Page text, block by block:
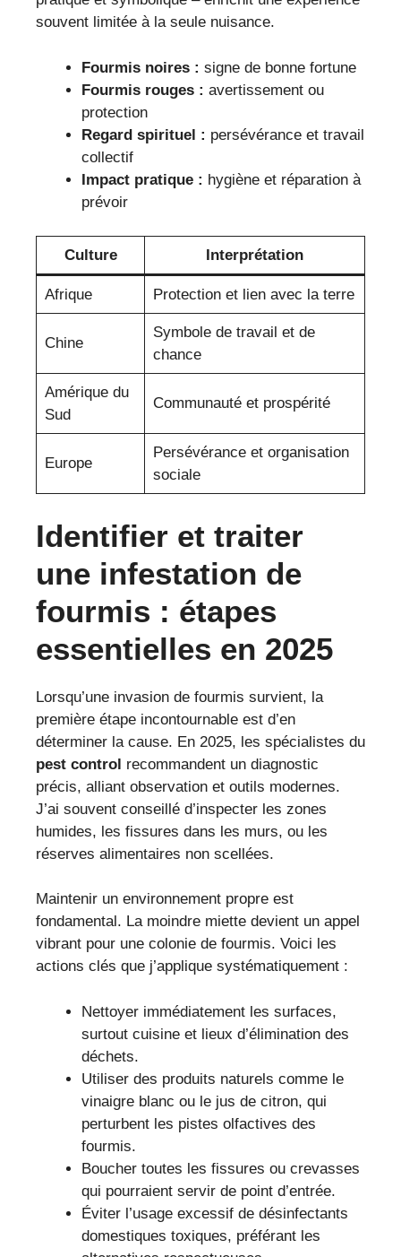
souvent limitée à la seule nuisance.
Fourmis noires : signe de bonne fortune
Fourmis rouges : avertissement ou
protection
Regard spirituel : persévérance et travail
collectif
Impact pratique : hygiène et réparation à
prévoir
Culture Interprétation
Afrique Protection et lien avec la terre
Chine
Symbole de travail et de
chance
Amérique du
Sud
Communauté et prospérité
Europe
Persévérance et organisation
sociale
Identifier et traiter
une infestation de
fourmis : étapes
essentielles en 2025
Lorsqu’une invasion de fourmis survient, la
première étape incontournable est d’en
déterminer la cause. En 2025, les spécialistes du
pest control recommandent un diagnostic
précis, alliant observation et outils modernes.
J’ai souvent conseillé d’inspecter les zones
humides, les fissures dans les murs, ou les
réserves alimentaires non scellées.
Maintenir un environnement propre est
fondamental. La moindre miette devient un appel
vibrant pour une colonie de fourmis. Voici les
actions clés que j’applique systématiquement :
Nettoyer immédiatement les surfaces,
surtout cuisine et lieux d’élimination des
déchets.
Utiliser des produits naturels comme le
vinaigre blanc ou le jus de citron, qui
perturbent les pistes olfactives des
fourmis.
Boucher toutes les fissures ou crevasses
qui pourraient servir de point d’entrée.
Éviter l’usage excessif de désinfectants
domestiques toxiques, préférant les